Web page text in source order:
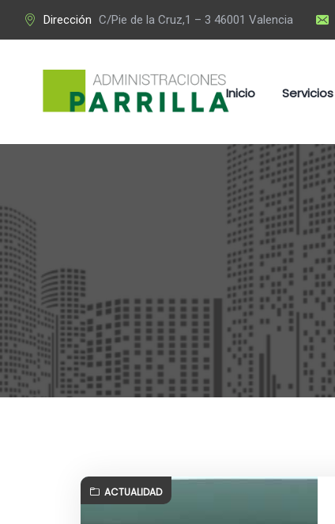
Dirección C/Pie de la Cruz,1 – 3 46001 Valencia
Inicio Servicios
ACTUALIDAD